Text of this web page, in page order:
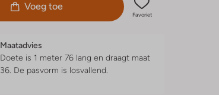
Voeg toe
Favoriet
Maatadvies
Doete is 1 meter 76 lang en draagt maat
36. De pasvorm is losvallend.